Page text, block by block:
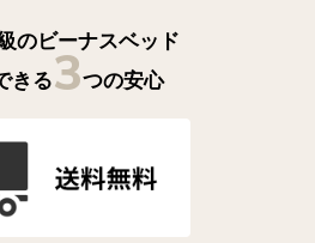
のビーナスベッド
きる3つの安心